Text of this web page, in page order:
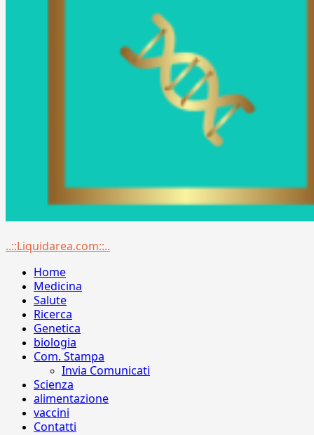
Menu
..::Liquidarea.com::..
Home
Medicina
Salute
Ricerca
Genetica
biologia
Com. Stampa
Invia Comunicati
Scienza
alimentazione
vaccini
Contatti